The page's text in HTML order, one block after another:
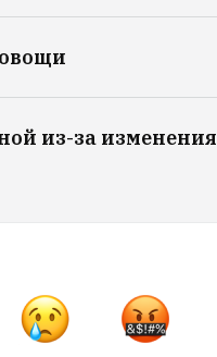
из-за изменения